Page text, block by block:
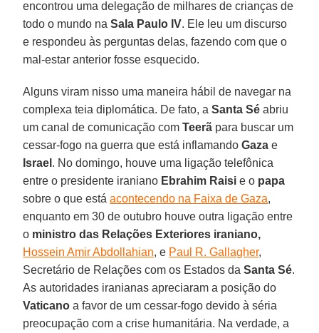
encontrou uma delegação de milhares de crianças de
todo o mundo naSala Paulo IV. Ele leu um discurso
e respondeu às perguntas delas, fazendo com que o
mal-estar anterior fosse esquecido.
Alguns viram nisso uma maneira hábil de navegar na
complexa teia diplomática. De fato, aSanta Sé abriu
um canal de comunicação comTeerã para buscar um
cessar-fogo na guerra que está inflamandoGaza e
Israel . No domingo, houve uma ligação telefônica
entre o presidente iraniano Ebrahim Raisi e o papa
sobre o que estáacontecendo na Faixa de Gaza,
enquanto em 30 de outubro houve outra ligação entre
o ministro das Relações Exteriores iraniano,
Hossein Amir Abdollahian, e Paul R. Gallagher,
Secretário de Relações com os Estados daSanta Sé.
As autoridades iranianas apreciaram a posição do
Vaticano a favor de um cessar-fogo devido à séria
preocupação com a crise humanitária. Na verdade, a